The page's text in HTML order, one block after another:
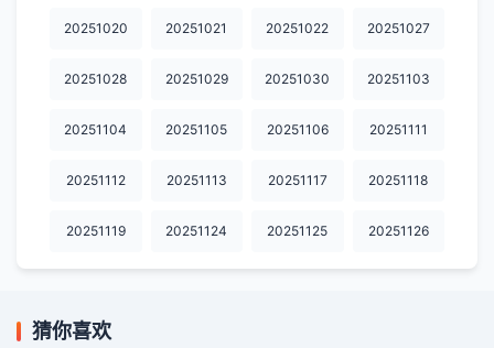
20251020 20251021 20251022 20251027
20251028 20251029 20251030 20251103
20251104 20251105 20251106 20251111
20251112 20251113 20251117 20251118
20251119 20251124 20251125 20251126
猜你喜欢